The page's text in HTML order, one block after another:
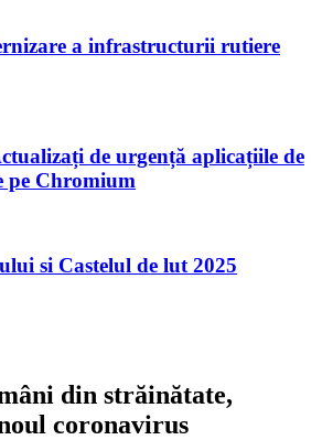
a infrastructurii rutiere
de urgență aplicațiile de
pe Chromium
si Castelul de lut 2025
din străinătate,
coronavirus